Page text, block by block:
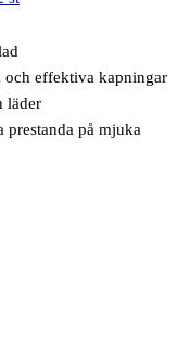
och effektiva kapningar
läder
prestanda på mjuka